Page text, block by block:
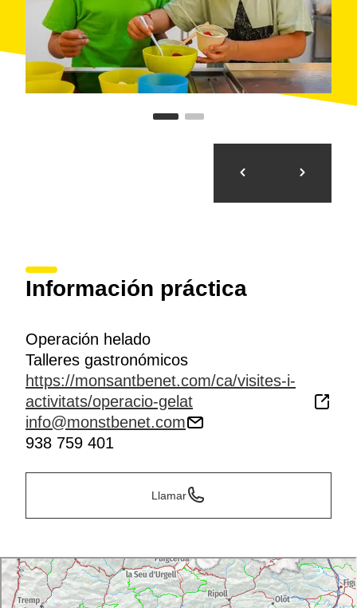
Información práctica
Operación helado
Talleres gastronómicos
https://monsantbenet.com/ca/visites-i-
activitats/operacio-gelat
info@monstbenet.com
938 759 401
Llamar